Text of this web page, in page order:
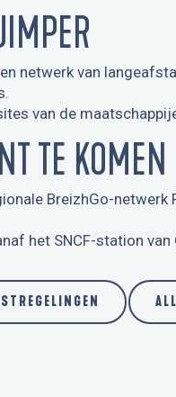
netwerk van
van de
TE KOMEN
BreizhGo-
het SNCF-station van